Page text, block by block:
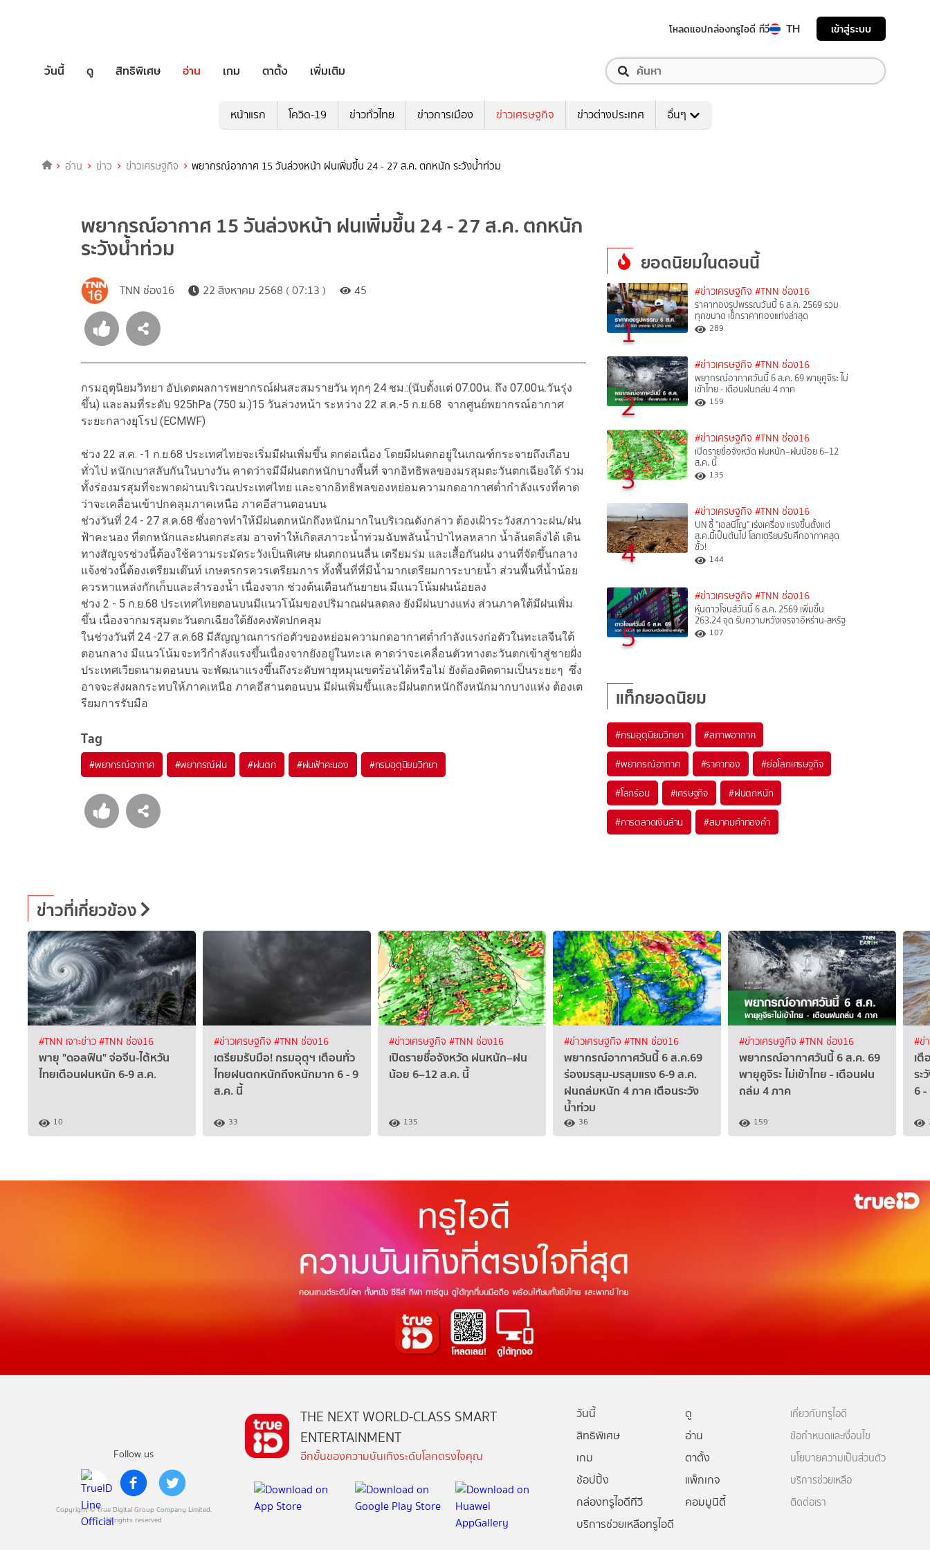
โหลดแอปกล่องทรูไอดี ทีวี TH เข้าสู่ระบบ
วันนี้ ดู สิทธิพิเศษ อ่าน เกม ตาตั้ง เพิ่มเติม
หน้าแรก โควิด-19 ข่าวทั่วไทย ข่าวการเมือง ข่าวเศรษฐกิจ ข่าวต่างประเทศ อื่นๆ
อ่าน ข่าว ข่าวเศรษฐกิจ พยากรณ์อากาศ 15 วันล่วงหน้า ฝนเพิ่มขึ้น 24 - 27 ส.ค. ตกหนัก ระวังน้ำท่วม
พยากรณ์อากาศ 15 วันล่วงหน้า ฝนเพิ่มขึ้น 24 - 27 ส.ค. ตกหนัก
ระวังน้ำท่วม
TNN ช่อง16 22 สิงหาคม 2568 ( 07:13 ) 45
กรมอุตุนิยมวิทยา อัปเดตผลการพยากรณ์ฝนสะสมรายวัน ทุกๆ 24 ชม.:(นับตั้งแต่ 07.00น. ถึง 07.00น.วันรุ่ง
ขึ้น) และลมที่ระดับ 925hPa (750 ม.)15 วันล่วงหน้า ระหว่าง 22 ส.ค.-5 ก.ย.68 จากศูนย์พยากรณ์อากาศ
ระยะกลางยุโรป (ECMWF)
ช่วง 22 ส.ค. -1 ก.ย.68 ประเทศไทยจะเริ่มมีฝนเพิ่มขึ้น ตกต่อเนื่อง โดยมีฝนตกอยู่ในเกณฑ์กระจายถึงเกือบ
ทั่วไป หนักเบาสลับกันในบางวัน คาดว่าจมีมีฝนตกหนักบางพื้นที่ จากอิทธิพลของมรสุมตะวันตกเฉียงใต้ ร่วม
ทั้งร่องมรสุมที่จะพาดผ่านบริเวณประเทศไทย และจากอิทธิพลของหย่อมความกดอากาศต่ำกำลังแรงที่คาด
ว่าจะเคลื่อนเข้าปกคลุมภาคเหนือ ภาคอีสานตอนบน
ช่วงวันที่ 24 - 27 ส.ค.68 ซึ่งอาจทำให้มีฝนตกหนักถึงหนักมากในบริเวณดังกล่าว ต้องเฝ้าระวังสภาวะฝน/ฝน
ฟ้าคะนอง ที่ตกหนักและฝนตกสะสม อาจทำให้เกิดสภาวะน้ำท่วมฉับพลันน้ำป่าไหลหลาก น้ำล้นตลิ่งได้ เดิน
ทางสัญจรช่วงนี้ต้องใช้ความระมัดระวังเป็นพิเศษ ฝนตกถนนลื่น เตรียมร่ม และเสื้อกันฝน งานที่จัดขึ้นกลาง
แจ้งช่วงนี้ต้องเตรียมเต๊นท์ เกษตรกรควรเตรียมการ ทั้งพื้นที่ที่มีน้ำมากเตรียมการะบายน้ำ ส่วนพื้นที่น้ำน้อย
ควรหาแหล่งกักเก็บและสำรองน้ำ เนื่องจาก ช่วงต้นเดือนกันยายน มีแนวโน้มฝนน้อยลง
ช่วง 2 - 5 ก.ย.68 ประเทศไทยตอนบนมีแนวโน้มของปริมาณฝนลดลง ยังมีฝนบางแห่ง ส่วนภาคใต้มีฝนเพิ่ม
ขึ้น เนื่องจากมรสุมตะวันตกเฉียงใต้ยังคงพัดปกคลุม
ในช่วงวันที่ 24 -27 ส.ค.68 มีสัญญาณการก่อตัวของหย่อมความกดอากาศต่ำกำลังแรงก่อตัวในทะเลจีนใต้
ตอนกลาง มีแนวโน้มจะทวีกำลังแรงขึ้นเนื่องจากยังอยู่ในทะเล คาดว่าจะเคลื่อนตัวทางตะวันตกเข้าสู่ชายฝั่ง
ประเทศเวียดนามตอนบน จะพัฒนาแรงขึ้นถึงระดับพายุหมุนเขตร้อนได้หรือไม่ ยังต้องติดตามเป็นระยะๆ ซึ่ง
อาจจะส่งผลกระทบให้ภาคเหนือ ภาคอีสานตอนบน มีฝนเพิ่มขึ้นและมีฝนตกหนักถึงหนักมากบางแห่ง ต้องเต
รียมการรับมือ
Tag
#พยากรณ์อากาศ #พยากรณ์ฝน #ฝนตก #ฝนฟ้าคะนอง #กรมอุตุนิยมวิทยา
ยอดนิยมในตอนนี้
1
#ข่าวเศรษฐกิจ #TNN ช่อง16
ราคาทองรูปพรรณวันนี้ 6 ส.ค. 2569 รวม
ทุกขนาด เช็กราคาทองแท่งล่าสุด
289
2
#ข่าวเศรษฐกิจ #TNN ช่อง16
พยากรณ์อากาศวันนี้ 6 ส.ค. 69 พายุคูจิระ ไม่
เข้าไทย - เตือนฝนถล่ม 4 ภาค
159
3
#ข่าวเศรษฐกิจ #TNN ช่อง16
เปิดรายชื่อจังหวัด ฝนหนัก–ฝนน้อย 6–12
ส.ค. นี้
135
4
#ข่าวเศรษฐกิจ #TNN ช่อง16
UN ชี้ "เอลนีโญ" เร่งเครื่อง แรงขึ้นตั้งแต่
ส.ค.นี้เป็นต้นไป โลกเตรียมรับศึกอากาศสุด
ขั้ว!
144
5
#ข่าวเศรษฐกิจ #TNN ช่อง16
หุ้นดาวโจนส์วันนี้ 6 ส.ค. 2569 เพิ่มขึ้น
263.24 จุด รับความหวังเจรจาอิหร่าน-สหรัฐ
107
แท็กยอดนิยม
#กรมอุตุนิยมวิทยา #สภาพอากาศ
#พยากรณ์อากาศ #ราคาทอง #ย่อโลกเศรษฐกิจ
#โลกร้อน #เศรษฐกิจ #ฝนตกหนัก
#การตลาดเงินล้าน #สมาคมค้าทองคำ
ข่าวที่เกี่ยวข้อง
#TNN เจาะข่าว#TNN ช่อง16
พายุ "ดอลฟิน" จ่อจีน-ไต้หวัน
ไทยเตือนฝนหนัก 6-9 ส.ค.
10
#ข่าวเศรษฐกิจ #TNN ช่อง16
เตรียมรับมือ! กรมอุตุฯ เตือนทั่ว
ไทยฝนตกหนักถึงหนักมาก 6 - 9
ส.ค. นี้
33
#ข่าวเศรษฐกิจ #TNN ช่อง16
เปิดรายชื่อจังหวัด ฝนหนัก–ฝน
น้อย 6–12 ส.ค. นี้
135
#ข่าวเศรษฐกิจ #TNN ช่อง16
พยากรณ์อากาศวันนี้ 6 ส.ค.69
ร่องมรสุม-มรสุมแรง 6-9 ส.ค.
ฝนถล่มหนัก 4 ภาค เตือนระวัง
น้ำท่วม
36
#ข่าวเศรษฐกิจ #TNN ช่อง16
พยากรณ์อากาศวันนี้ 6 ส.ค. 69
พายุคูจิระ ไม่เข้าไทย - เตือนฝน
ถล่ม 4 ภาค
159
#ข่
เตื
ระ
6
Follow us
Copyright © True Digital Group Company Limited.
All rights reserved
THE NEXT WORLD-CLASS SMART
ENTERTAINMENT
อีกขั้นของความบันเทิงระดับโลกตรงใจคุณ
วันนี้
ดู
สิทธิพิเศษ
อ่าน
เกม
ตาตั้ง
ช้อปปิ้ง
แพ็กเกจ
กล่องทรูไอดีทีวี
คอมมูนิตี้
บริการช่วยเหลือทรูไอดี
เกี่ยวกับทรูไอดี
ข้อกำหนดและเงื่อนไข
นโยบายความเป็นส่วนตัว
บริการช่วยเหลือ
ติดต่อเรา